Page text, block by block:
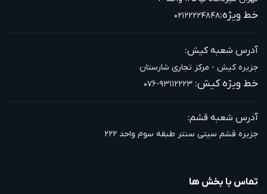
خط ویژه:۰۲۱۲۲۲۲۴۸۴۸
آدرس شعبه کیش:
جزیره کیش - مرکز تجاری شارستان
خط ویژه کیش: ۰۷۶-۹۳۱۱۲۲۲۳
آدرس شعبه قشم:
جزیره قشم سیتی سنتر طبقه سوم واحد ۲۲۲
تماس با بخش ها